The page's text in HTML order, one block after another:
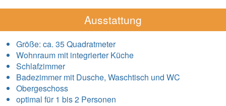
Ausstattung
Größe: ca. 35 Quadratmeter
Wohnraum mit integrierter Küche
Schlafzimmer
Badezimmer mit Dusche, Waschtisch und WC
Obergeschoss
optimal für 1 bis 2 Personen